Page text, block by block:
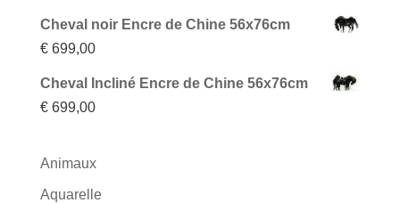
Cheval noir Encre de Chine 56x76cm
€699,00
Cheval Incliné Encre de Chine 56x76cm
€699,00
Animaux
Aquarelle